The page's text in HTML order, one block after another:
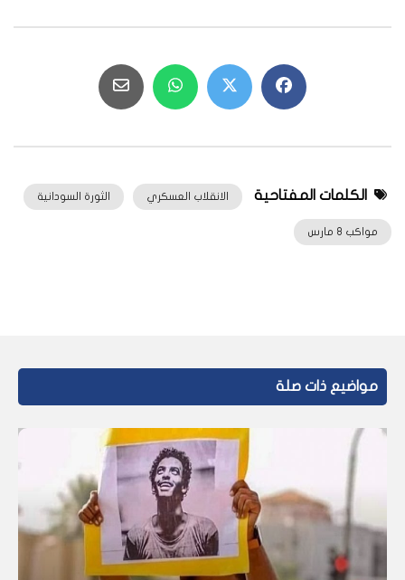
الكلمات المفتاحية الانقلاب العسكري الثورة السودانية
مواكب 8 مارس
مواضيع ذات صلة